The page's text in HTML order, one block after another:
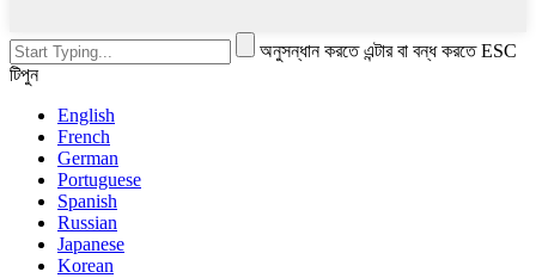
অনুসন্ধান করতে এন্টার বা বন্ধ করতে ESC
টিপুন
English
French
German
Portuguese
Spanish
Russian
Japanese
Korean